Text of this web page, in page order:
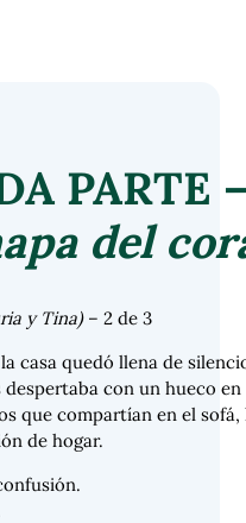
PARTE
del
y Tina)– 2 de 3
casa quedó llena de
con un hueco
que compartían en el
de hogar.